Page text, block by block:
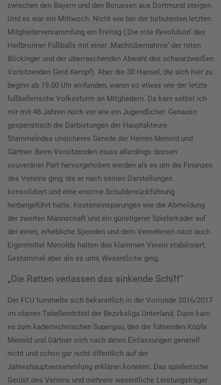
zwischen den Bayern und den Borussen aus Dortmund steigen.
Und es war ein Mittwoch. Nicht wie bei der turbulenten letzten
Mitgliederversammlung ein Freitag (‚Die rote Revolution‘ des
Heilbronner Fußballs mit einer ‚Machtübernahme‘ der roten
Böckinger und der überraschenden Abwahl des schwarzweißen
Vorsitzenden Gerd Kempf). Aber die 30 Hansel, die sich hier zu
beginn ab 19.00 Uhr einfanden, waren so etwas wie der letzte
fußballerische Volkssturm an Mitgliedern. Da kam selbst ich
mir mit 48 Jahren noch vor wie ein Jugendlicher. Genauso
gespenstisch die Darbietungen der Hauptakteure.
Stammelndes unsicheres Gerede der Herren Menold und
Gärtner. Beim Vorsitzenden muss allerdings dessen
souveräner Part hervorgehoben werden als es um die Finanzen
des Vereins ging, die er nach seinen Darstellungen
konsolidiert und eine enorme Schuldenrückführung
herbeigeführt hatte. Kosteneinsparungen wie die Abmeldung
der zweiten Mannschaft und ein günstigerer Spielerkader auf
der einen, erhebliche Spenden und dem Vernehmen nach auch
Eigenmittel Menolds hatten den klammen Verein stabilisiert.
Gestammel aber als es ums Wesentliche ging.
„Die Ratten verlassen das sinkende Schiff“
Der FCU tummelte sich bekanntlich in der Vorrunde 2016/2017
im oberen Tabellendrittel der Bezirksliga Unterland. Dann kam
es zum kadertechnischen Supergau, den die führenden Köpfe
Menold und Gärtner sich nach deren Einlassungen generell
nicht und schon gar nicht öffentlich auf der
Jahreshauptversammlung erklären konnten. Das spielerische
Gerüst des Vereins und mehrere wesentliche Leistungsträger